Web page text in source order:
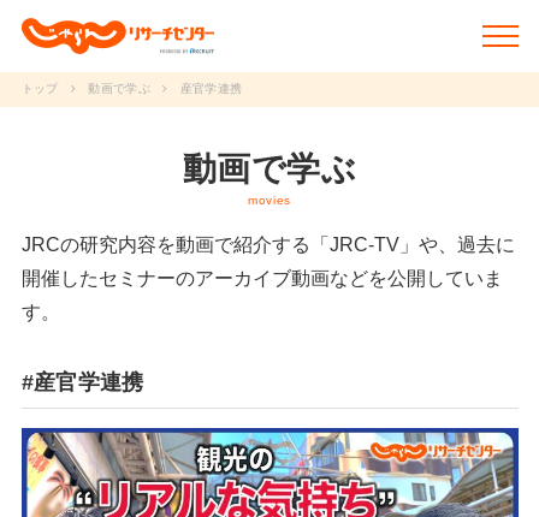
研究事例
研究冊子
セミナー
JRCについて
トップ 動画で学ぶ 産官学連携
動画で学ぶ
movies
JRCの研究内容を動画で紹介する「JRC-TV」や、 過去に
開催したセミナーのアーカイブ動画などを公開していま
す。
#産官学連携